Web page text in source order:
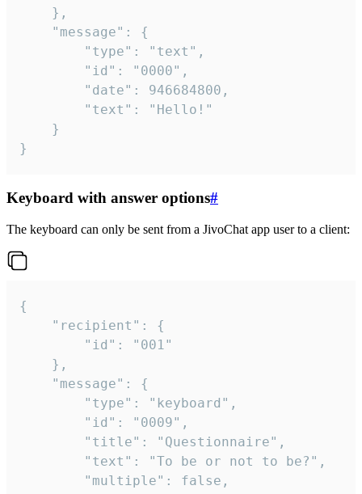
}
Keyboard with answer options#
The keyboard can only be sent from a JivoChat app user to a client:
{